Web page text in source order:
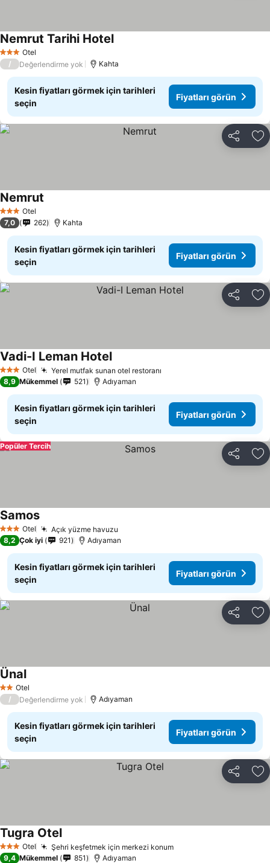
3 YıldızOtel
Nemrut Tarihi HotelFiyatları görün
/ Değerlendirme yok Kahta
Kesin fiyatları görmek için tarihleri
seçin
Fiyatları görün
Paylaş
3 YıldızOtel
Nemrut
7,0 262 Kahta
Kesin fiyatları görmek için tarihleri
seçin
Fiyatları görün
Paylaş
3 YıldızOtel Yerel mutfak sunan otel restoranı
Vadi-I Leman HotelFiyatları görün
8,9 Mükemmel 521 Adıyaman
Kesin fiyatları görmek için tarihleri
seçin
Fiyatları görün
Paylaş
Popüler Tercih
3 YıldızOtel Açık yüzme havuzu
SamosFiyatları görün
8,2 Çok iyi 921 Adıyaman
Kesin fiyatları görmek için tarihleri
seçin
Fiyatları görün
Paylaş
2 Yıldız
Otel
ÜnalFiyatları görün
/ Değerlendirme yok Adıyaman
Kesin fiyatları görmek için tarihleri
seçin
Fiyatları görün
Paylaş
3 YıldızOtel Şehri keşfetmek için merkezi konumFiyatları görün
Tugra OtelFiyatları görün
9,4 Mükemmel 851 Adıyaman